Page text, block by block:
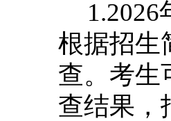
1.2026
根据招生
查。考生
查结果，